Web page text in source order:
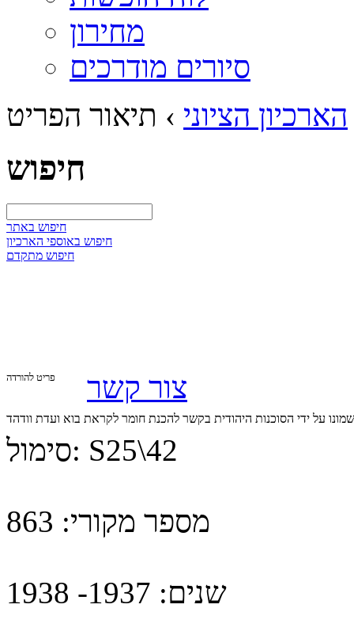
מחירון
סיורים מודרכים
הארכיון הציוני › תיאור הפריט
חיפוש
חיפוש באתר
חיפוש באוספי הארכיון
חיפוש מתקדם
פריט להורדה צור קשר
על ידי הסוכנות היהודית בקשר להכנת חומר לקראת בוא ועדת וודהד
סימול: S25\42
מספר מקורי: 863
שנים: 1937- 1938